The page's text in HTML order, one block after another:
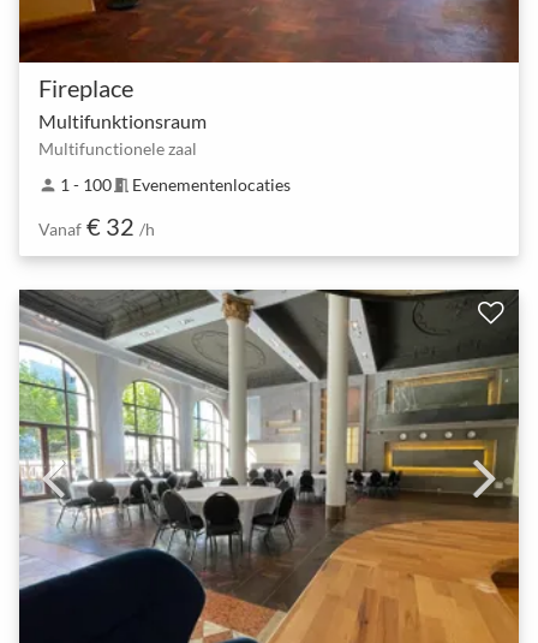
Fireplace
Multifunktionsraum
Multifunctionele zaal
person 1 - 100meeting_room Evenementenlocaties
Vanaf € 32 /h